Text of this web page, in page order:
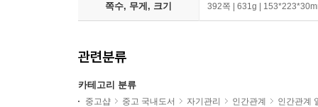
쪽수, 무게, 크기 392쪽 | 631g |
관련분류
카테고리 분류
중고샵 중고 국내도서 자기관리 인간관계
인간관계